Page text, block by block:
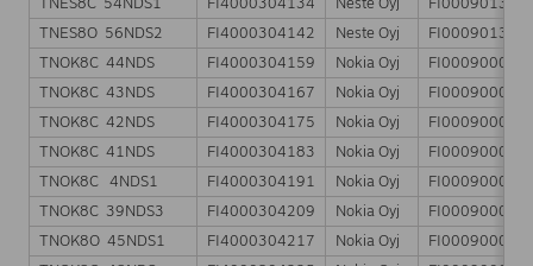
TNES8O 56NDS2
FI4000304142 Neste Oyj
TNOK8C 44NDS
FI4000304159 Nokia Oyj
TNOK8C 43NDS
FI4000304167 Nokia Oyj
TNOK8C 42NDS
FI4000304175 Nokia Oyj
TNOK8C 41NDS
FI4000304183 Nokia Oyj
TNOK8C 4NDS1
FI4000304191 Nokia Oyj
TNOK8C 39NDS3
FI4000304209 Nokia Oyj
TNOK8O 45NDS1
FI4000304217 Nokia Oyj